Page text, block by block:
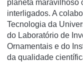
planeta maravilhoso
interligados. A
Tecnologia da
do Laboratório de
Ornamentais e do
da qualidade